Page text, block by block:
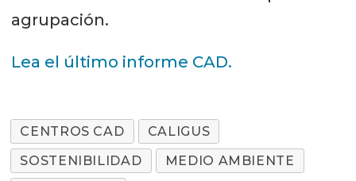
agrupación.
Lea el último informe CAD.
CENTROS CAD
CALIGUS
SOSTENIBILIDAD
MEDIO AMBIENTE